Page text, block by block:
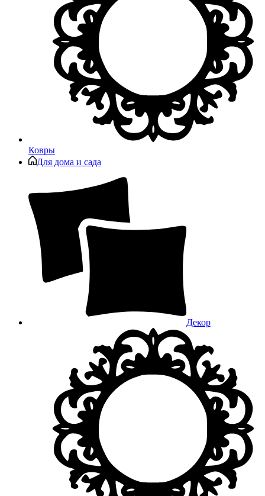
Ковры
Для дома и сада
Декор